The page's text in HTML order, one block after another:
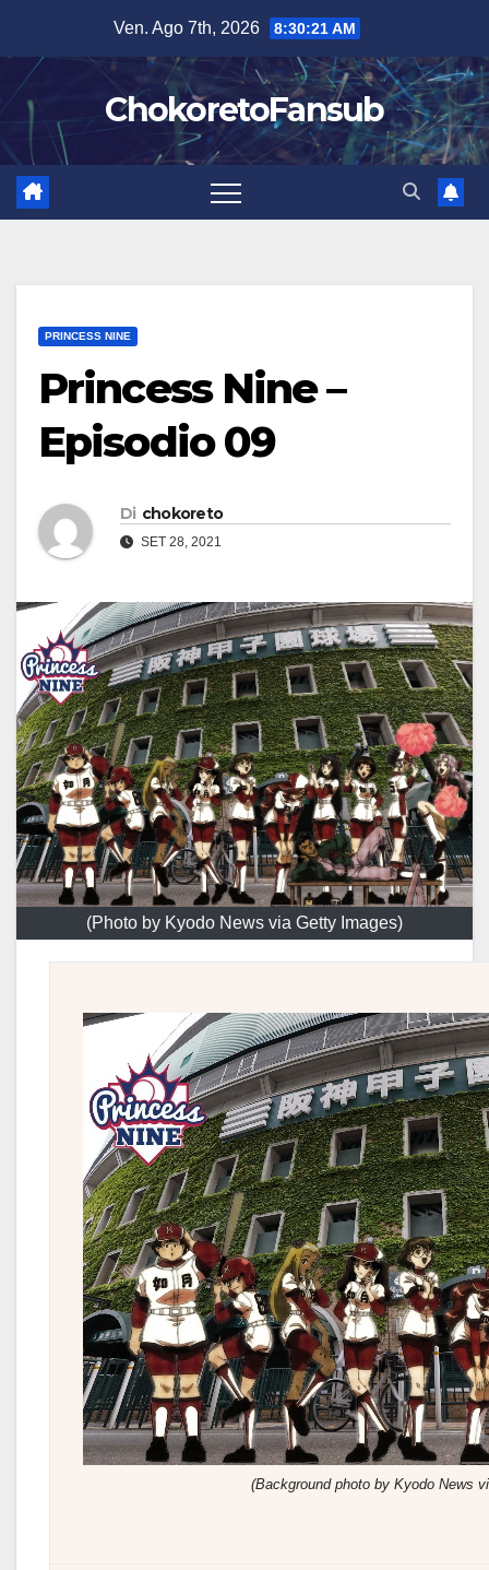
contenuto
Ven. Ago 7th, 2026 8:30:23 AM
ChokoretoFansub
PRINCESS NINE
Princess Nine –
Episodio 09
Di chokoreto
SET 28, 2021
(Photo by Kyodo News via Getty Images)
(Background photo by Kyodo News